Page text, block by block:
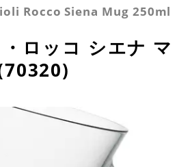
コRocco Siena Mug 250ml
ロッコ シエナ マ